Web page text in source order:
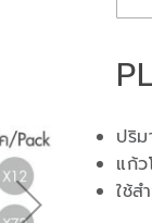
ปริ
แก้
ใช้ส